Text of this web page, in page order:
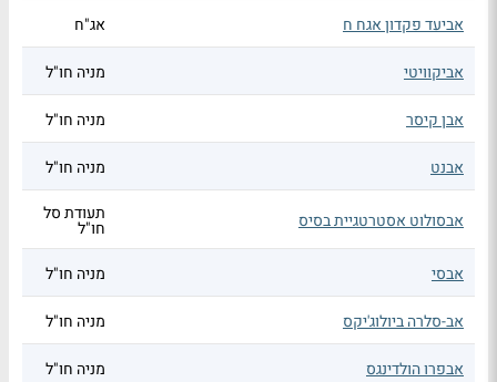
אביעד פקדון אגח ח אג"ח
אביקוויטי מניה חו"ל
אבן קיסר מניה חו"ל
אבנט מניה חו"ל
אבסולוט אסטרטגיית בסיס תעודת סל
חו"ל
אבסי
מניה חו"ל
אב-סלרה ביולוג'יקס מניה חו"ל
אבפרו הולדינגס מניה חו"ל